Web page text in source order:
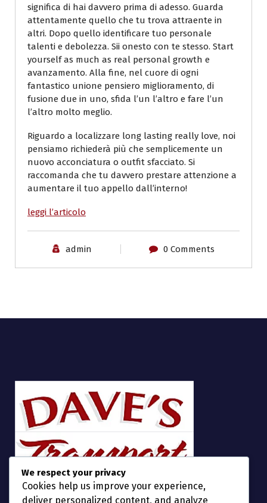
significa di hai davvero prima di adesso. Guarda
attentamente quello che tu trova attraente in
altri. Dopo quello identificare tuo personale
talenti e debolezza. Sii onesto con te stesso. Start
yourself as much as real personal growth e
avanzamento. Alla fine, nel cuore di ogni
fantastico unione pensiero miglioramento, di
fusione due in uno, sfida l’un l’altro e fare l’un
l’altro molto meglio.
Riguardo a localizzare long lasting really love, noi
pensiamo richiederà più che semplicemente un
nuovo acconciatura o outfit sfacciato. Si
raccomanda che tu davvero prestare attenzione a
aumentare il tuo appello dall’interno!
leggi l’articolo
admin 0 Comments
We respect your privacy
Cookies help us improve your experience,
deliver personalized content, and analyze